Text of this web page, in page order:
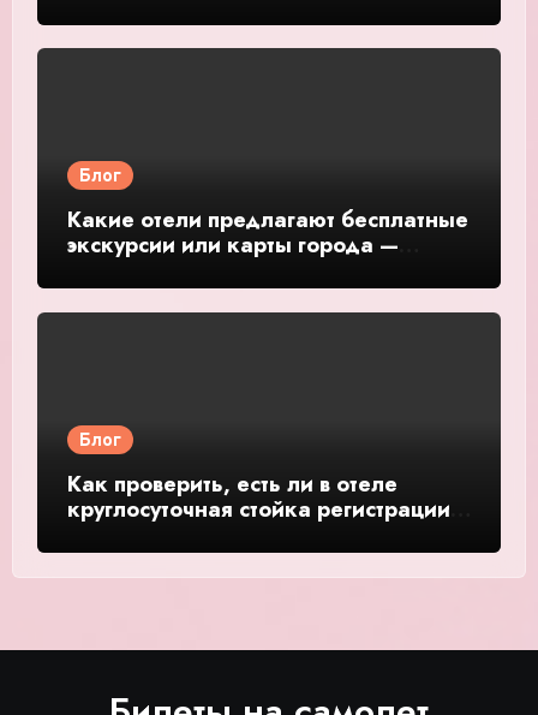
Блог
Какие отели предлагают бесплатные
экскурсии или карты города —
Блог
Как проверить, есть ли в отеле
круглосуточная стойка регистрации